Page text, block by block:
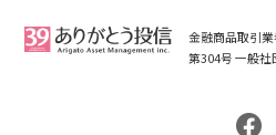
金融商品取引業
第304号 一般